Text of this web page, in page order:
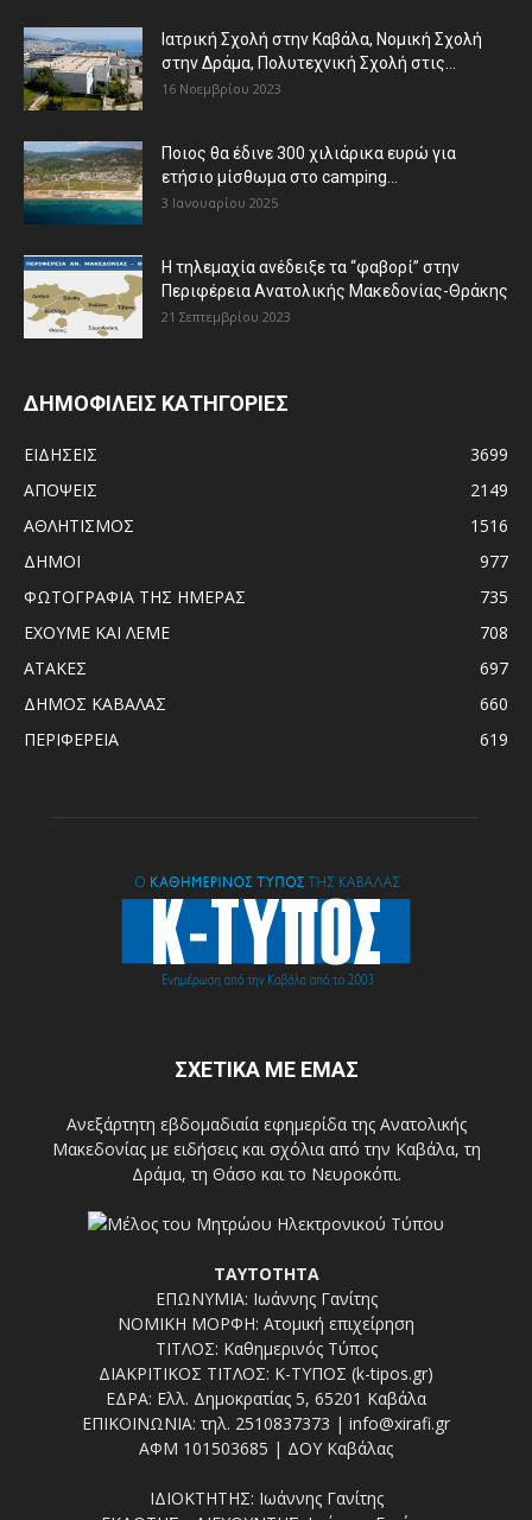
Ιατρική Σχολή στην Καβάλα, Νομική Σχολή
στην Δράμα, Πολυτεχνική Σχολή στις...
16 Νοεμβρίου 2023
Ποιος θα έδινε 300 χιλιάρικα ευρώ για
ετήσιο μίσθωμα στο camping...
3 Ιανουαρίου 2025
Η τηλεμαχία ανέδειξε τα “φαβορί” στην
Περιφέρεια Ανατολικής Μακεδονίας-Θράκης
21 Σεπτεμβρίου 2023
ΔΗΜΟΦΙΛΕΙΣ ΚΑΤΗΓΟΡΙΕΣ
ΕΙΔΗΣΕΙΣ
3699
ΑΠΟΨΕΙΣ
2149
ΑΘΛΗΤΙΣΜΟΣ
1516
ΔΗΜΟΙ
977
ΦΩΤΟΓΡΑΦΙΑ ΤΗΣ ΗΜΕΡΑΣ
735
ΕΧΟΥΜΕ ΚΑΙ ΛΕΜΕ
708
ΑΤΑΚΕΣ
697
ΔΗΜΟΣ ΚΑΒΑΛΑΣ
660
ΠΕΡΙΦΕΡΕΙΑ
619
ΣΧΕΤΙΚΑ ΜΕ ΕΜΑΣ
Ανεξάρτητη εβδομαδιαία εφημερίδα της Ανατολικής
Μακεδονίας με ειδήσεις και σχόλια από την Καβάλα, τη
Δράμα, τη Θάσο και το Νευροκόπι.
ΤΑΥΤΟΤΗΤΑ
ΕΠΩΝΥΜΙΑ: Ιωάννης Γανίτης
ΝΟΜΙΚΗ ΜΟΡΦΗ: Ατομική επιχείρηση
ΤΙΤΛΟΣ: Καθημερινός Τύπος
ΔΙΑΚΡΙΤΙΚΟΣ ΤΙΤΛΟΣ: Κ-ΤΥΠΟΣ (k-tipos.gr)
ΕΔΡΑ: Ελλ. Δημοκρατίας 5, 65201 Καβάλα
ΕΠΙΚΟΙΝΩΝΙΑ: τηλ. 2510837373 | info@xirafi.gr
ΑΦΜ 101503685 | ΔΟΥ Καβάλας
ΙΔΙΟΚΤΗΤΗΣ: Ιωάννης Γανίτης